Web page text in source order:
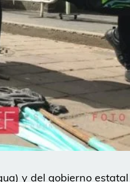
y del gobierno estatal